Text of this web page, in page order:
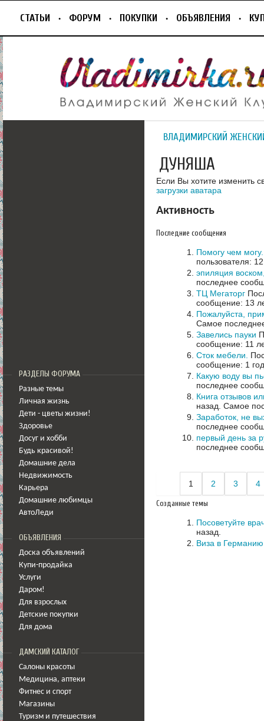
СТАТЬИ ФОРУМ ПОКУПКИ ОБЪЯВЛЕНИЯ
РАЗДЕЛЫ ФОРУМА
Разные темы
Личная жизнь
Дети - цветы жизни!
Здоровье
Досуг и хобби
Будь красивой!
Домашние дела
Недвижимость
Карьера
Домашние любимцы
АвтоЛеди
ОБЪЯВЛЕНИЯ
Доска объявлений
Купи-продайка
Услуги
Даром!
Для взрослых
Детские покупки
Для дома
ДАМСКИЙ КАТАЛОГ
Салоны красоты
Медицина, аптеки
Фитнес и спорт
Магазины
Туризм и путешествия
ВЛАДИМИРСКИЙ
ДУНЯША
Если Вы хотите изменить
загрузки аватара
Активность
Последние сообщения
Помогу чем
пользователя:
эпиляция
последнее
ТЦ Мегаторг
сообщение: 13
Пожалуйста,
Самое
Завелись пауки
сообщение: 11
Сток мебели.
сообщение: 1
Какую воду вы
последнее
Книга отзывов
назад. Самое
Заработок, не
последнее
первый день за
последнее
1 2 3 4
Созданные темы
Посоветуйте
назад.
Виза в Германию